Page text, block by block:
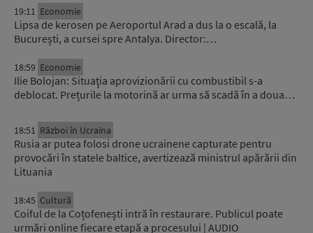
19:11 Economie
Lipsa de kerosen pe Aeroportul Arad a dus la o escală, la
București, a cursei spre Antalya. Director:…
18:59 Economie
Ilie Bolojan: Situaţia aprovizionării cu combustibil s-a
deblocat. Prețurile la motorină ar urma să scadă în a doua…
18:51 Război în Ucraina
Rusia ar putea folosi drone ucrainene capturate pentru
provocări în statele baltice, avertizează ministrul apărării din
Lituania
18:45 Cultură
Coiful de la Coțofenești intră în restaurare. Publicul poate
urmări online fiecare etapă a procesului | AUDIO